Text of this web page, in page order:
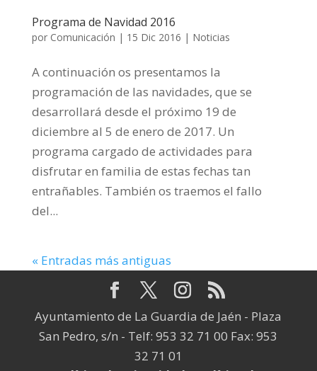
Programa de Navidad 2016
por Comunicación | 15 Dic 2016 | Noticias
A continuación os presentamos la
programación de las navidades, que se
desarrollará desde el próximo 19 de
diciembre al 5 de enero de 2017. Un
programa cargado de actividades para
disfrutar en familia de estas fechas tan
entrañables. También os traemos el fallo
del...
« Entradas más antiguas
Ayuntamiento de La Guardia de Jaén - Plaza
San Pedro, s/n - Telf: 953 32 71 00 Fax: 953
32 71 01